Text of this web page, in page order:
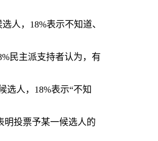
人， 18%表示不知道、
民主派支持者认为，有
选人， 18%表示“不知
明投票予某一候选人的